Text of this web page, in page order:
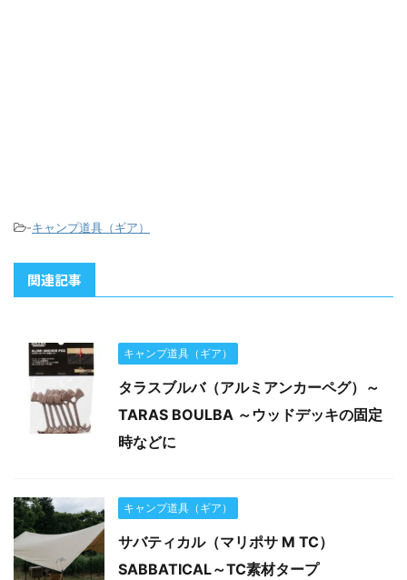
-キャンプ道具（ギア）
関連記事
キャンプ道具（ギア）
タラスブルバ（アルミアンカーペグ）～
TARAS BOULBA ～ウッドデッキの固定
時などに
キャンプ道具（ギア）
サバティカル（マリポサ M TC）
SABBATICAL～TC素材タープ